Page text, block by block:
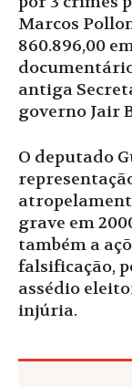
Marcos
860.896,00
antiga
governo Jair
O deputado
grave em
também a
falsificação,
assédio
injúria.